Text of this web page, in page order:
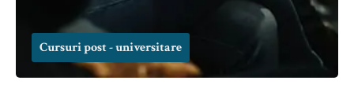
Cursuri post - universitare